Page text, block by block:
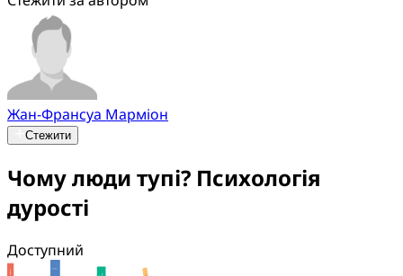
Жан-Франсуа Марміон
Стежити
Чому люди тупі? Психологія
дурості
Доступний